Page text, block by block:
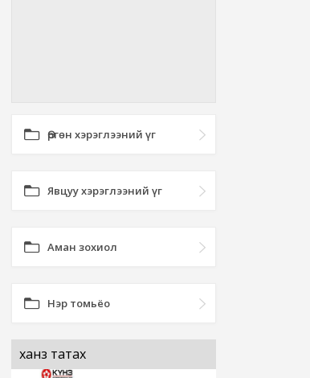
Өргөн хэрэглээний үг
Явцуу хэрэглээний үг
Аман зохиол
Нэр томьёо
ханз татах